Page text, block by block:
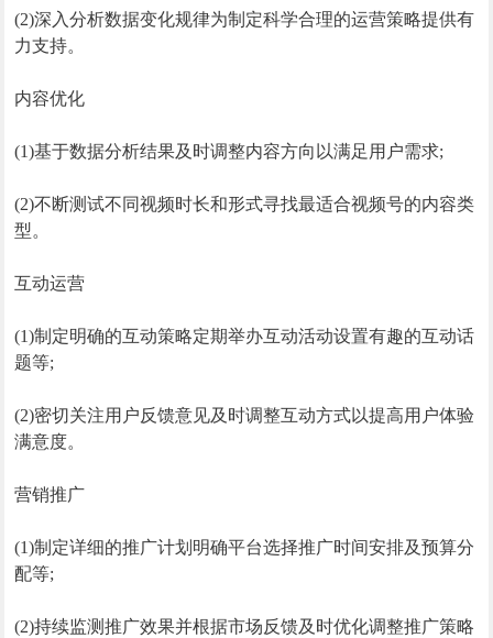
(2)深入分析数据变化规律为制定科学合理的运营策略提供有
力支持。
内容优化
(1)基于数据分析结果及时调整内容方向以满足用户需求;
(2)不断测试不同视频时长和形式寻找最适合视频号的内容类
型。
互动运营
(1)制定明确的互动策略定期举办互动活动设置有趣的互动话
题等;
(2)密切关注用户反馈意见及时调整互动方式以提高用户体验
满意度。
营销推广
(1)制定详细的推广计划明确平台选择推广时间安排及预算分
配等;
(2)持续监测推广效果并根据市场反馈及时优化调整推广策略